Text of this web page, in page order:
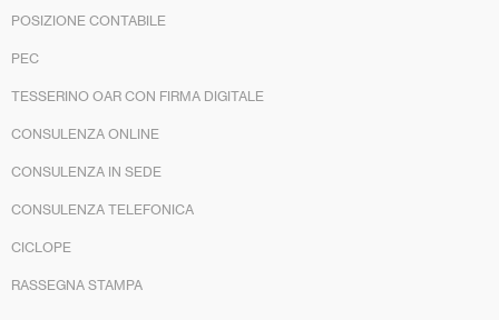
POSIZIONE CONTABILE
PEC
TESSERINO OAR CON FIRMA DIGITALE
CONSULENZA ONLINE
CONSULENZA IN SEDE
CONSULENZA TELEFONICA
CICLOPE
RASSEGNA STAMPA